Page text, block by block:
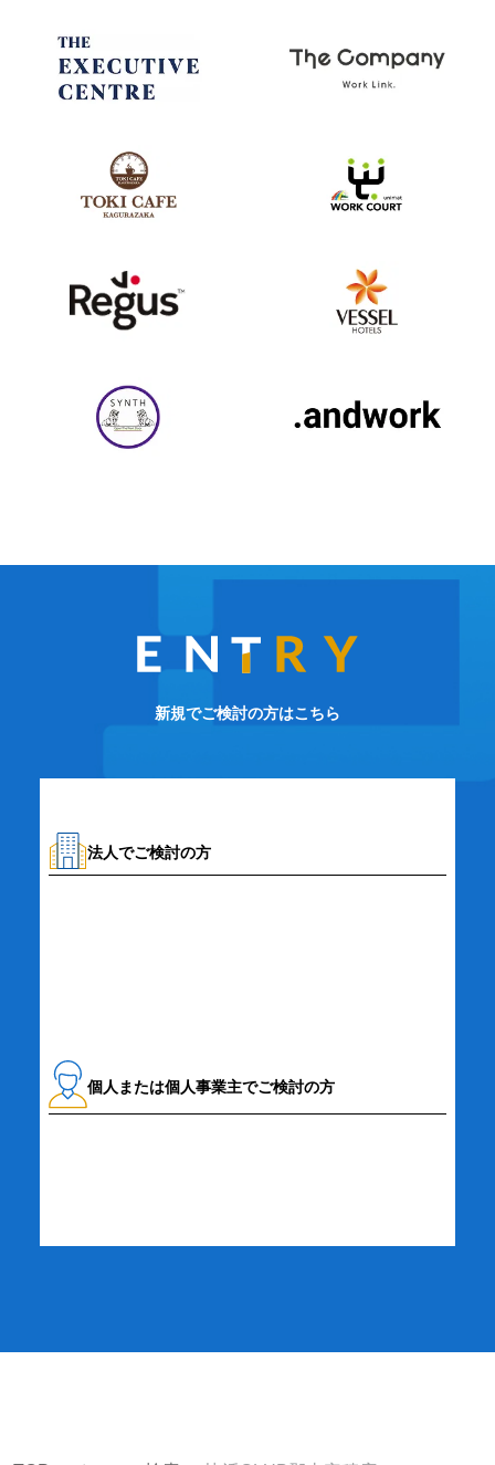
新規でご検討の方はこちら
法人でご検討の方
個人または個人事業主でご検討の方